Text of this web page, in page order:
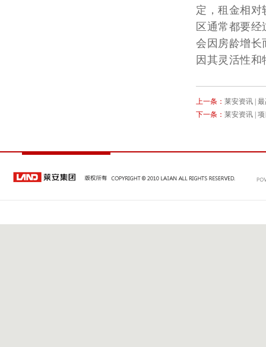
定，租金相对
区通常都要
会因房龄增长
因其灵活性
上一条： 莱安资讯 |
下一条： 莱安资讯 |